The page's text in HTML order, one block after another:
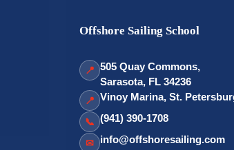
Offshore Sailing School
📍 505 Quay Commons,
Sarasota, FL 34236
📍 Vinoy Marina, St.
📞 (941) 390-1708
✉ info@offshoresailing.com